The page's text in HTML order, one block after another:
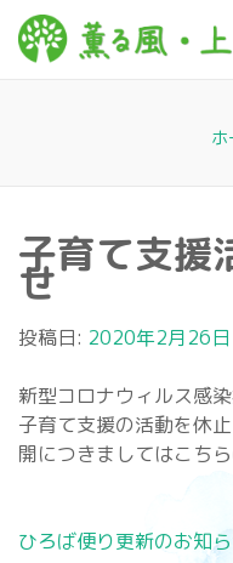
(Enter
す)
ホ
子育て支援
せ
投稿日: 2020年2月26日
新型コロナウィルス感
子育て支援の活動を休
開につきましてはこち
投
ひろば便り更新のお知